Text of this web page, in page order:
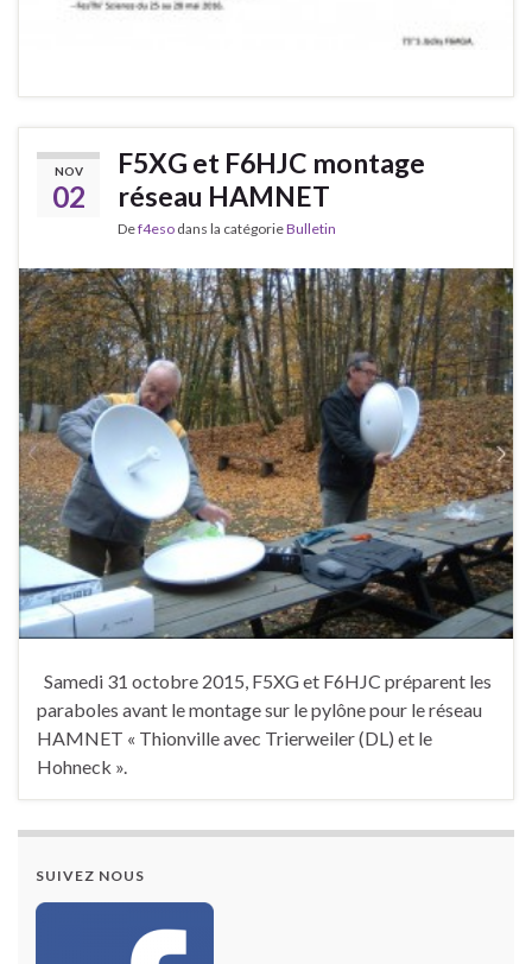
NOV
02
F5XG et F6HJC montage
réseau HAMNET
Def4eso dans la catégorieBulletin
Samedi 31 octobre 2015, F5XG et F6HJC préparent les
paraboles avant le montage sur le pylône pour le réseau
HAMNET « Thionville avec Trierweiler (DL) et le
Hohneck ».
SUIVEZ NOUS